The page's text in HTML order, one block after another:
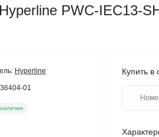
PWC-IEC13-
Hyperline
36404-01
Купить в